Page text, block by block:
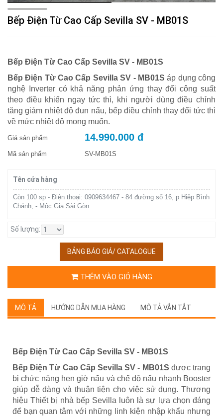
Bếp Điện Từ Cao Cấp Sevilla SV - MB01S
Bếp Điện Từ Cao Cấp Sevilla SV - MB01S
Bếp Điện Từ Cao Cấp Sevilla SV - MB01S áp dụng công
nghệ Inverter có khả năng phản ứng thay đổi công suất
theo điều khiển ngay tức thì, khi người dùng điều chỉnh
tăng giảm nhiệt độ đun nấu, bếp điều chỉnh thay đổi tức thì
về mức nhiệt độ mong muốn.
Giá sản phẩm 14.990.000 đ
Mã sản phẩm SV-MB01S
Tên cửa hàng
Còn 100 sp - Điện thoại: 0909634467 - 84 đường số 16, p Hiệp Bình
Chánh, - Mộc Gia Sài Gòn
Số lượng:
BẢNG BÁO GIÁ/ CATALOGUE
THÊM VÀO GIỎ HÀNG
MÔ TẢ HƯỚNG DẪN MUA HÀNG MÔ TẢ VẮN TẮT
Bếp Điện Từ Cao Cấp Sevilla SV - MB01S
Bếp Điện Từ Cao Cấp Sevilla SV - MB01S được trang
bị chức năng hẹn giờ nấu và chế độ nấu nhanh Booster
giúp dễ dàng và thuận tiện cho việc sử dụng. Thương
hiệu Thiết bị nhà bếp Sevilla luôn là sự lựa chọn đáng
để bạn quan tâm với những linh kiện nhập khẩu nhưng